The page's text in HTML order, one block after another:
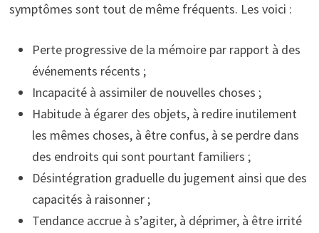
symptômes sont tout de même fréquents. Les voici :
Perte progressive de la mémoire par rapport à des
événements récents ;
Incapacité à assimiler de nouvelles choses ;
Habitude à égarer des objets, à redire inutilement
les mêmes choses, à être confus, à se perdre dans
des endroits qui sont pourtant familiers ;
Désintégration graduelle du jugement ainsi que des
capacités à raisonner ;
Tendance accrue à s’agiter, à déprimer, à être irrité